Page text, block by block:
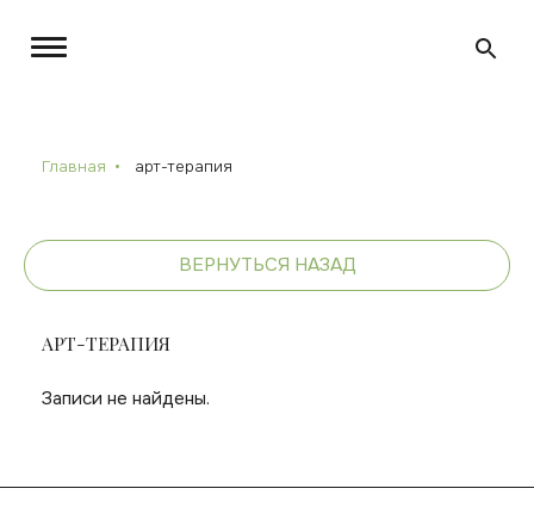
Главная арт-терапия
ВЕРНУТЬСЯ НАЗАД
АРТ-ТЕРАПИЯ
Записи не найдены.